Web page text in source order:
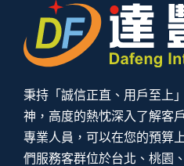
秉持「誠信正直、用戶至上
神，高度的熱忱深入了解客
專業人員，可以在您的預算
們服務客群位於台北、桃園